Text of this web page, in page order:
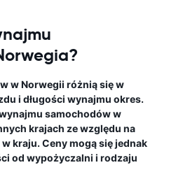
w Norwegii różnią się w
i długości wynajmu okres.
samochodów w
krajach ze względu na
kraju. Ceny mogą się jednak
od wypożyczalni i rodzaju